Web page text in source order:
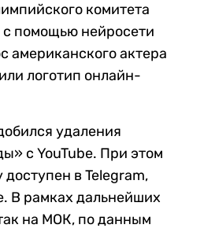
комитета
помощью нейросети
американского актера
логотип онлайн-
удаления
с YouTube. При этом
в Telegram,
В рамках дальнейших
на МОК, по данным